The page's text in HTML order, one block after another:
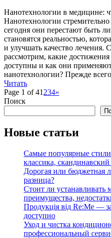
Нанотехнологии в медицине:
Нанотехнологии
сегодня они перестают быть
становятся реальностью,
и улучшать качество лечения.
рассмотрим, какие
доступны и как они
нанотехнологии? Прежде
Читать
Page 1 of 41 234»
Поиск
Новые статьи
Самые популярные
классика, скандинавский
Дорогая или бюджетная
разница?
Стоит ли устанавливать
преимущества,
Продукція від Re:Me —
доступно
Уход и чистка
профессиональный